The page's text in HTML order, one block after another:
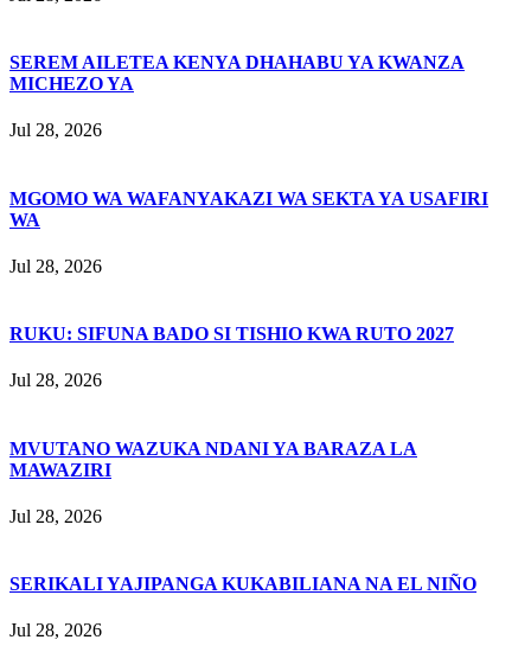
SEREM AILETEA KENYA DHAHABU YA KWANZA
MICHEZO YA
Jul 28, 2026
MGOMO WA WAFANYAKAZI WA SEKTA YA USAFIRI
WA
Jul 28, 2026
RUKU: SIFUNA BADO SI TISHIO KWA RUTO 2027
Jul 28, 2026
MVUTANO WAZUKA NDANI YA BARAZA LA
MAWAZIRI
Jul 28, 2026
SERIKALI YAJIPANGA KUKABILIANA NA EL NIÑO
Jul 28, 2026